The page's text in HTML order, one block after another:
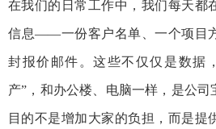
在我们的日常工作中，我们每天都
信息——一份客户名单、一个项目
封报价邮件。这些不仅仅是数据
产”，和办公楼、电脑一样，是公
目的不是增加大家的负担，而是提